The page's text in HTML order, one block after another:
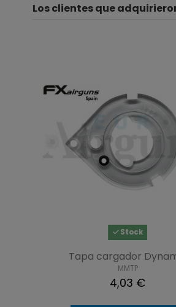
Los clientes que
Stock
Tapa cargador
MMTP
4,03 €